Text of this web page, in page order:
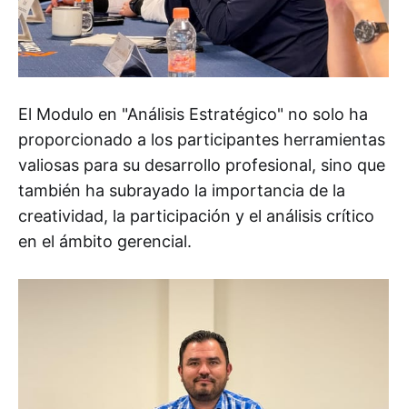
El Modulo en "Análisis Estratégico" no solo ha
proporcionado a los participantes herramientas
valiosas para su desarrollo profesional, sino que
también ha subrayado la importancia de la
creatividad, la participación y el análisis crítico
en el ámbito gerencial.